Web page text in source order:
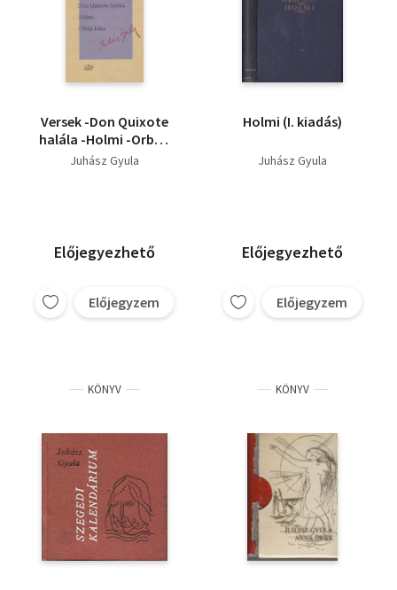
Versek -Don Quixote
halála -Holmi -Orbán
lelke
Juhász Gyula
Előjegyezhető
Előjegyzem
Holmi (I. kiadás)
Juhász Gyula
Előjegyezhető
Előjegyzem
KÖNYV KÖNYV